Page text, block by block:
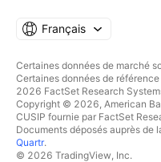
Français
Certaines données de marché
Certaines données de
2026 FactSet Research
Copyright © 2026, American
CUSIP fournie par FactSet
Documents déposés auprès de
Quartr.
© 2026 TradingView, Inc.